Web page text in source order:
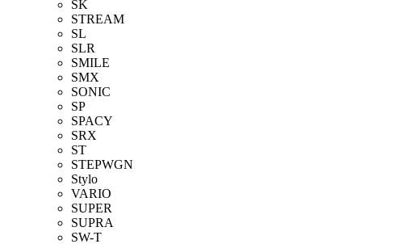
SK
STREAM
SL
SLR
SMILE
SMX
SONIC
SP
SPACY
SRX
ST
STEPWGN
Stylo
VARIO
SUPER
SUPRA
SW-T